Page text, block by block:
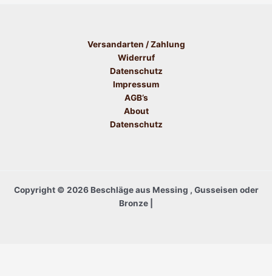
Versandarten / Zahlung
Widerruf
Datenschutz
Impressum
AGB’s
About
Datenschutz
Copyright © 2026 Beschläge aus Messing , Gusseisen oder
Bronze |